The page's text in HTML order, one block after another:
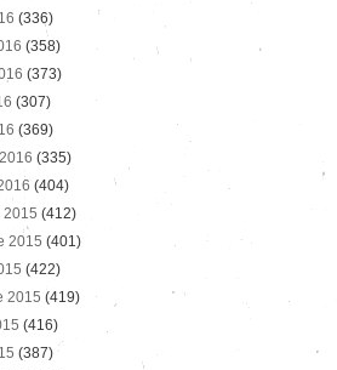
(336)
(358)
(373)
(307)
(369)
(335)
(404)
2015 (412)
2015 (401)
(422)
2015 (419)
(416)
(387)